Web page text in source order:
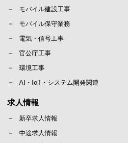
モバイル建設工事
モバイル保守業務
電気・信号工事
官公庁工事
環境工事
AI・IoT・システム開発関連
求人情報
新卒求人情報
中途求人情報